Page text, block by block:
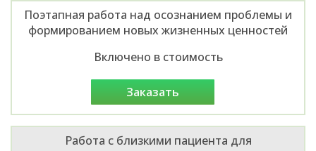
Поэтапная работа над осознанием проблемы и
формированием новых жизненных ценностей
Включено в стоимость
заказать
Работа с близкими пациента для